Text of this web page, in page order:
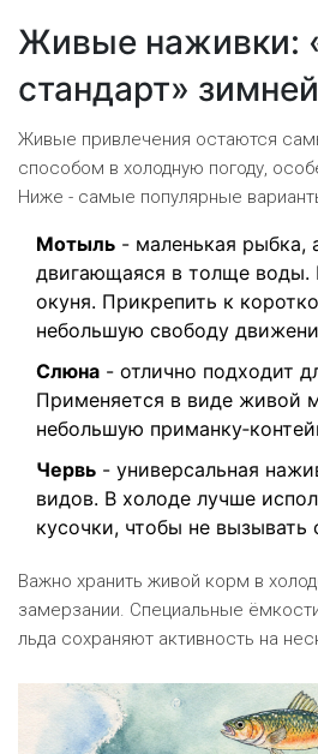
Живые наживки:
стандарт»
Живые привлечения остаются
способом в холодную погоду,
Ниже - самые популярные
Мотыль - маленькая рыбка,
двигающаяся в толще воды.
окуня. Прикрепить к
небольшую свободу
Слюна - отлично подходит
Применяется в виде живой
небольшую
Червь - универсальная
видов. В холоде лучше
кусочки, чтобы не вызывать
Важно хранить живой корм в
замерзании. Специальные
льда сохраняют активность на